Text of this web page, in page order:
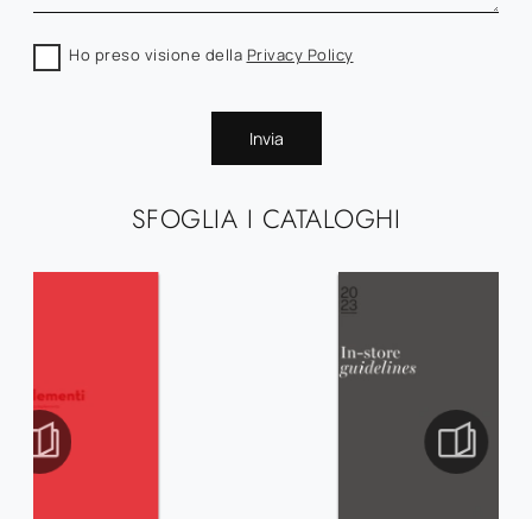
SFOGLIA I CATALOGHI
Ho preso visione della Privacy Policy
Invia